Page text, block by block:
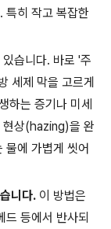
특히 작고 복잡한
습니다. 바로 '주
세제 막을 고르게
하는 증기나 미세
현상(hazing)을 완
물에 가볍게 씻어
니다. 이 방법은
드 등에서 반사되